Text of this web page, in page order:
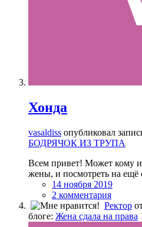
Хонда
vasaldiss опубликовал
БОДРЯЧОК ИЗ ТРУПА
Всем привет! Может кому
жены, и посмотреть на
14 ноября 2019
2 комментария
Ректор
блоге: Жена сдала на права